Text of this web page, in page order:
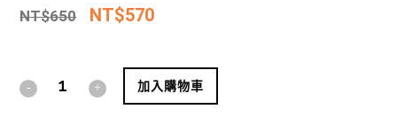
NT$650 NT$570
加入購物車